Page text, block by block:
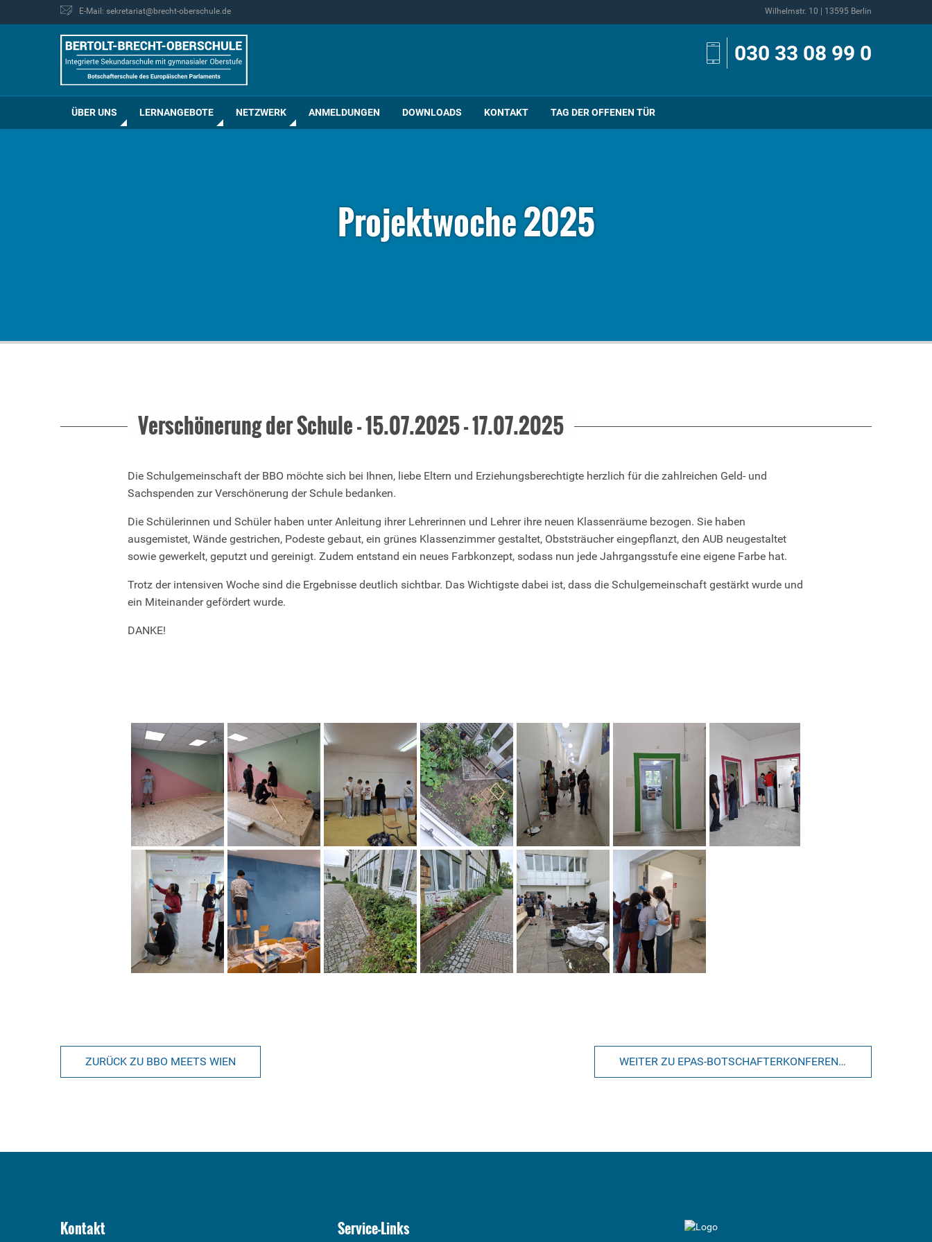
E-Mail: sekretariat@brecht-oberschule.de Wilhelmstr. 10 | 13595 Berlin
030 33 08 99 0
ÜBER UNS LERNANGEBOTE NETZWERK ANMELDUNGEN DOWNLOADS KONTAKT TAG DER OFFENEN TÜR
Projektwoche 2025
Verschönerung der Schule - 15.07.2025 - 17.07.2025
Die Schulgemeinschaft der BBO möchte sich bei Ihnen, liebe Eltern und Erziehungsberechtigte herzlich für die zahlreichen Geld- und
Sachspenden zur Verschönerung der Schule bedanken.
Die Schülerinnen und Schüler haben unter Anleitung ihrer Lehrerinnen und Lehrer ihre neuen Klassenräume bezogen. Sie haben
ausgemistet, Wände gestrichen, Podeste gebaut, ein grünes Klassenzimmer gestaltet, Obststräucher eingepflanzt, den AUB neugestaltet
sowie gewerkelt, geputzt und gereinigt. Zudem entstand ein neues Farbkonzept, sodass nun jede Jahrgangsstufe eine eigene Farbe hat.
Trotz der intensiven Woche sind die Ergebnisse deutlich sichtbar. Das Wichtigste dabei ist, dass die Schulgemeinschaft gestärkt wurde und
ein Miteinander gefördert wurde.
DANKE!
ZURÜCK ZU BBO MEETS WIEN WEITER ZU EPAS-BOTSCHAFTERKONFERENZ DER REGION NORD UND OST
Kontakt Service-Links